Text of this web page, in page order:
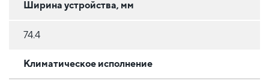
Ширина устройства, мм
74.4
Климатическое исполнение